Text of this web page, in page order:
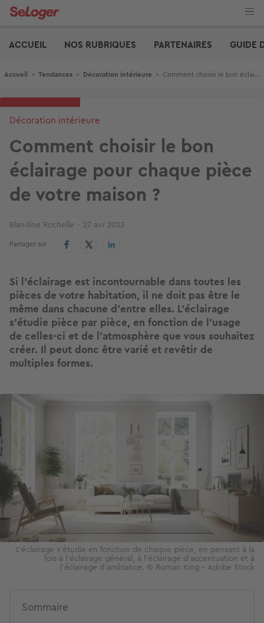
Aller
ACCUEIL
NOS RUBRIQUES PARTENAIRES GUIDE
Fil d'Ariane
Accueil > Tendances > Décoration intérieure > Comment choisir le bon éclairage pour chaque pièce de votre maison ?
Décoration intérieure
Comment choisir le bon
éclairage pour chaque pièce
de votre maison ?
Blandine Rochelle 27 avr 2023
Partager sur
Si l’éclairage est incontournable dans toutes les
pièces de votre habitation, il ne doit pas être le
même dans chacune d’entre elles. L’éclairage
s’étudie pièce par pièce, en fonction de l’usage
de celles-ci et de l’atmosphère que vous souhaitez
créer. Il peut donc être varié et revêtir de
multiples formes.
Image
L'éclairage s'étudie en fonction de chaque pièce, en pensant à la
fois à l'éclairage général, à l'éclairage d'accentuation et à
l'éclairage d'ambiance. © Roman King - Adobe Stock
Sommaire